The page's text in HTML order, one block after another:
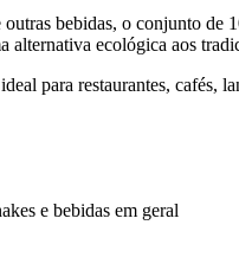
bebidas, o conjunto
ecológica aos
para restaurantes, cafés,
e bebidas em geral